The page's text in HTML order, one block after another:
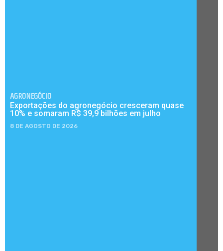
AGRONEGÓCIO
Exportações do agronegócio cresceram quase
10% e somaram R$ 39,9 bilhões em julho
8 DE AGOSTO DE 2026